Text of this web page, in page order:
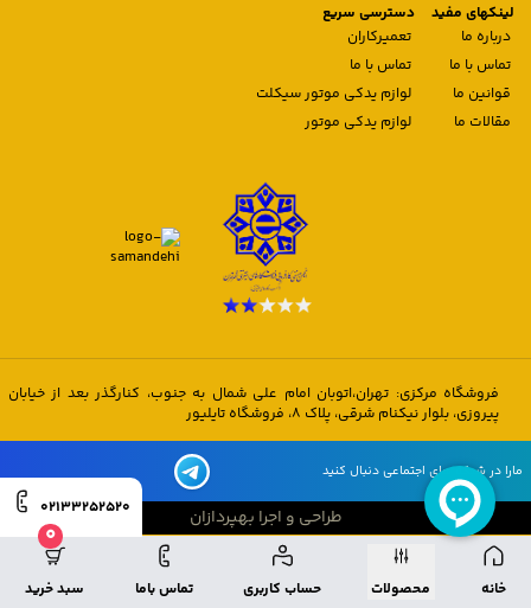
خانه محصولات حساب کاربری تماس باما
0
سبد خرید
02133252520
لینکهای مفید
درباره ما
تماس با ما
قوانین ما
مقالات ما
دسترسی سریع
تعمیرکاران
تماس با ما
لوازم یدکی موتور سیکلت
لوازم یدکی موتور
فروشگاه مرکزی: تهران،اتوبان امام علی شمال به جنوب، کنارگذر بعد از خیابان
پیروزی، بلوار نیکنام شرقی، پلاک 8، فروشگاه تایلیور
مارا در شبکه های اجتماعی دنبال کنید
طراحی و اجرا بهپردازان
طراحی و اجرا بهپردازان